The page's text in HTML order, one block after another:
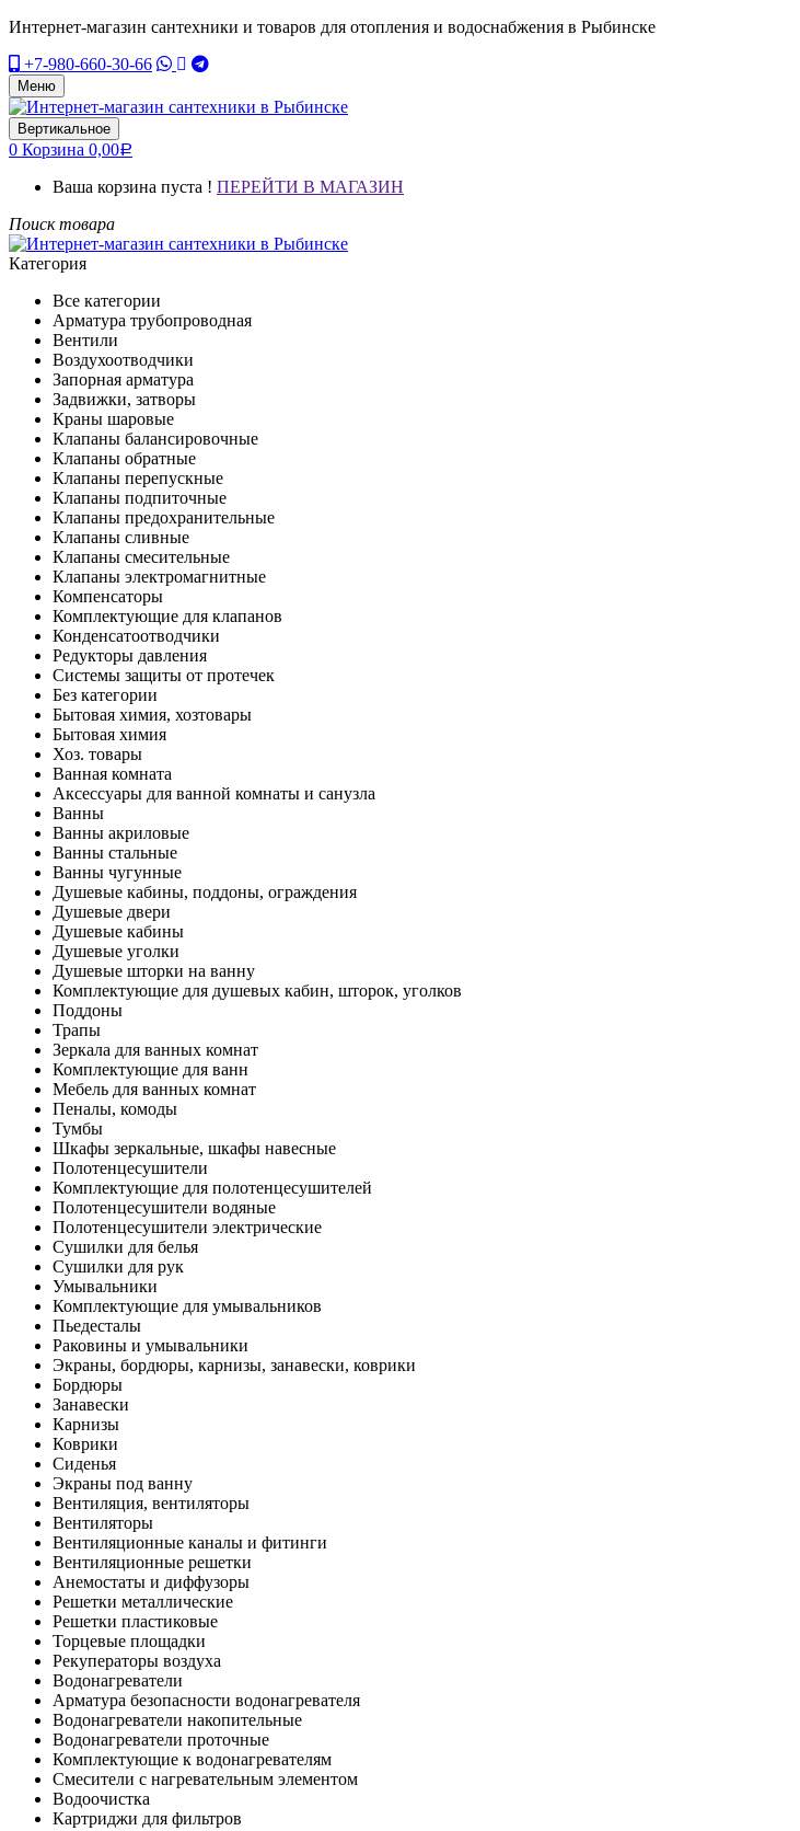
Интернет-магазин сантехники и товаров для отопления и водоснабжения в Рыбинске
+7-980-660-30-66
Меню
Вертикальное
0 Корзина 0,00Р
Ваша корзина пуста ! ПЕРЕЙТИ В МАГАЗИН
Поиск товара
Категория
Все категории
Арматура трубопроводная
Вентили
Воздухоотводчики
Запорная арматура
Задвижки, затворы
Краны шаровые
Клапаны балансировочные
Клапаны обратные
Клапаны перепускные
Клапаны подпиточные
Клапаны предохранительные
Клапаны сливные
Клапаны смесительные
Клапаны электромагнитные
Компенсаторы
Комплектующие для клапанов
Конденсатоотводчики
Редукторы давления
Системы защиты от протечек
Без категории
Бытовая химия, хозтовары
Бытовая химия
Хоз. товары
Ванная комната
Аксессуары для ванной комнаты и санузла
Ванны
Ванны акриловые
Ванны стальные
Ванны чугунные
Душевые кабины, поддоны, ограждения
Душевые двери
Душевые кабины
Душевые уголки
Душевые шторки на ванну
Комплектующие для душевых кабин, шторок, уголков
Поддоны
Трапы
Зеркала для ванных комнат
Комплектующие для ванн
Мебель для ванных комнат
Пеналы, комоды
Тумбы
Шкафы зеркальные, шкафы навесные
Полотенцесушители
Комплектующие для полотенцесушителей
Полотенцесушители водяные
Полотенцесушители электрические
Сушилки для белья
Сушилки для рук
Умывальники
Комплектующие для умывальников
Пьедесталы
Раковины и умывальники
Экраны, бордюры, карнизы, занавески, коврики
Бордюры
Занавески
Карнизы
Коврики
Сиденья
Экраны под ванну
Вентиляция, вентиляторы
Вентиляторы
Вентиляционные каналы и фитинги
Вентиляционные решетки
Анемостаты и диффузоры
Решетки металлические
Решетки пластиковые
Торцевые площадки
Рекуператоры воздуха
Водонагреватели
Арматура безопасности водонагревателя
Водонагреватели накопительные
Водонагреватели проточные
Комплектующие к водонагревателям
Смесители с нагревательным элементом
Водоочистка
Картриджи для фильтров